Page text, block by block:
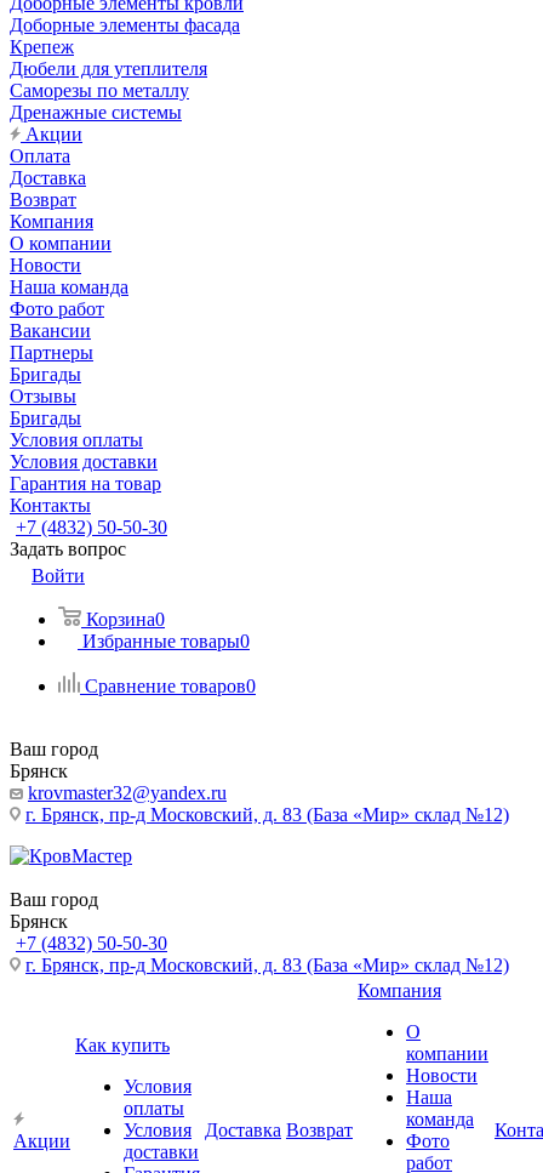
Доборные элементы фасада
Крепеж
Дюбели для утеплителя
Саморезы по металлу
Дренажные системы
Акции
Оплата
Доставка
Возврат
Компания
О компании
Новости
Наша команда
Фото работ
Вакансии
Партнеры
Бригады
Отзывы
Бригады
Условия оплаты
Условия доставки
Гарантия на товар
Контакты
+7 (4832) 50-50-30
Задать вопрос
Войти
Корзина0
Избранные товары0
Сравнение товаров0
Ваш город
Брянск
krovmaster32@yandex.ru
г. Брянск, пр-д Московский, д. 83 (База «Мир» склад №12)
Ваш город
Брянск
+7 (4832) 50-50-30
г. Брянск, пр-д Московский, д. 83 (База «Мир» склад №12)
Акции
Как купить
Условия
оплаты
Условия
доставки
Доставка Возврат
Компания
О
компании
Новости
Наша
команда
Фото
работ